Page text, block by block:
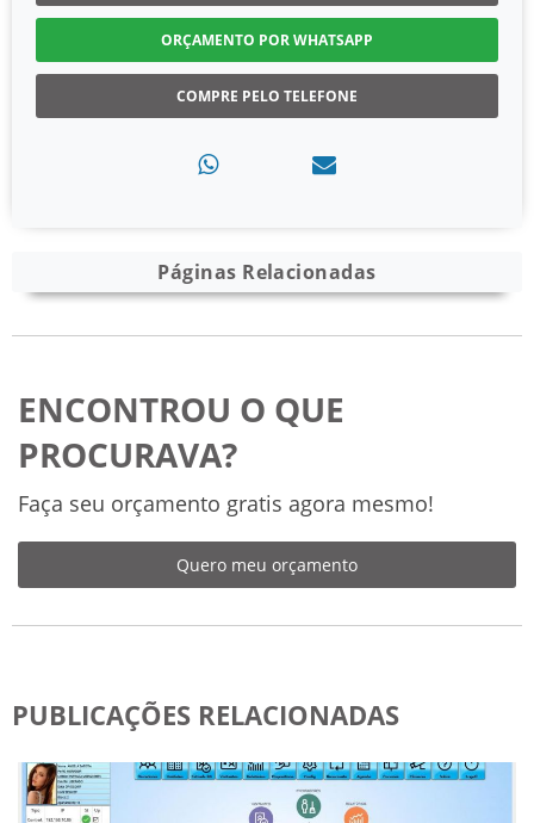
ORÇAMENTO POR WHATSAPP
COMPRE PELO TELEFONE
Páginas Relacionadas
ENCONTROU O QUE
PROCURAVA?
Faça seu orçamento gratis agora mesmo!
Quero meu orçamento
PUBLICAÇÕES RELACIONADAS